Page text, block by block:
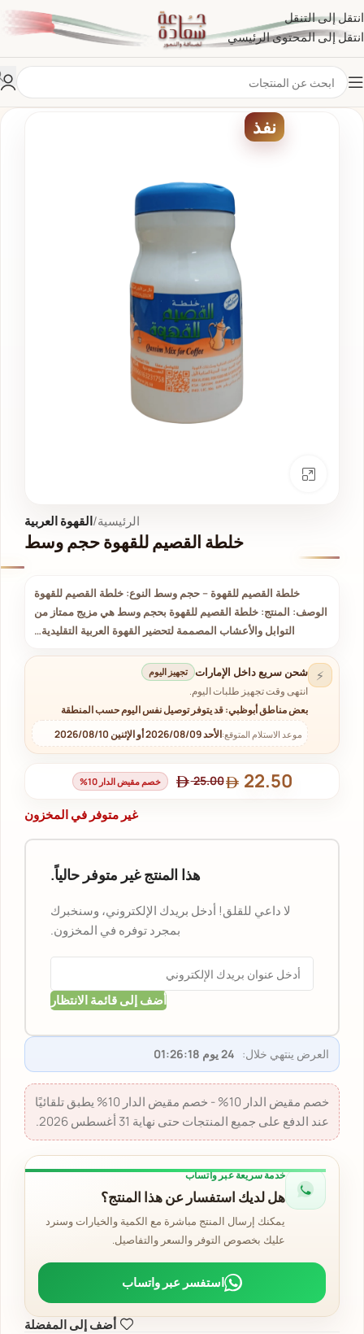
انتقل إلى التنقل
انتقل إلى المحتوى الرئيسي
نفذ
الرئيسية القهوة العربية
خلطة القصيم للقهوة حجم وسط
خلطة القصيم للقهوة – حجم وسط النوع: خلطة القصيم للقهوة
الوصف: المنتج: خلطة القصيم للقهوة بحجم وسط هي مزيج ممتاز من
التوابل والأعشاب المصممة لتحضير القهوة العربية التقليدية…
⚡ شحن سريع داخل الإمارات تجهيز اليوم
انتهى وقت تجهيز طلبات اليوم.
بعض مناطق أبوظبي: قد يتوفر توصيل نفس اليوم حسب المنطقة
موعد الاستلام المتوقع:الأحد 2026/08/09 أو الإثنين 2026/08/10
25.00 22.50 خصم مقيض الدار 10%
غير متوفر في المخزون
هذا المنتج غير متوفر حالياً.
لا داعي للقلق! أدخل بريدك الإلكتروني، وسنخبرك
بمجرد توفره في المخزون.
أضف إلى قائمة الانتظار
العرض ينتهي خلال: 24 يوم 01:26:18
خصم مقيض الدار 10% - خصم مقيض الدار 10% يطبق تلقائيًا
عند الدفع على جميع المنتجات حتى نهاية 31 أغسطس 2026.
خدمة سريعة عبر واتساب
هل لديك استفسار عن هذا المنتج؟
يمكنك إرسال المنتج مباشرة مع الكمية والخيارات وسنرد
عليك بخصوص التوفر والسعر والتفاصيل.
استفسر عبر واتساب
أضف إلى المفضلة